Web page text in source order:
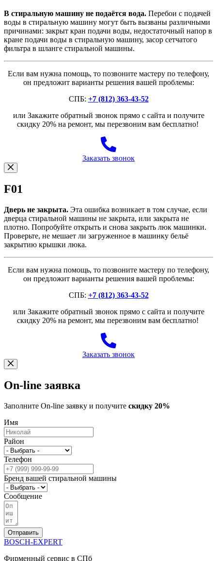
В стиральную машину не подаётся вода. Перебои с подачей
воды в стиральную машину могут быть вызваны различными
причинами: закрыт кран подачи воды, недостаточный напор в
кране подачи воды в стиральную машину, засор сетчатого
фильтра в шланге стиральной машины.
Если вам нужна помощь, то позвоните мастеру по телефону,
он предложит варианты решения вашей проблемы:
СПБ: +7 (812) 363-43-52
или Закажите обратный звонок прямо с сайта и получите
скидку 20% на ремонт, мы перезвоним вам бесплатно!
Заказать звонок
F01
Дверь не закрыта. Эта ошибка возникает в том случае, если
дверца стиральной машины не закрыта, или закрыта не
плотно. Попробуйте открыть и снова закрыть люк машинки.
Проверьте, не мешает ли загруженное в машинку бельё
закрытию крышки люка.
Если вам нужна помощь, то позвоните мастеру по телефону,
он предложит варианты решения вашей проблемы:
СПБ: +7 (812) 363-43-52
или Закажите обратный звонок прямо с сайта и получите
скидку 20% на ремонт, мы перезвоним вам бесплатно!
Заказать звонок
On-line заявка
Заполните On-line заявку и получите скидку 20%
Имя
Район
Телефон
Бренд вашей стиральной машины
Сообщение
Отправить
BOSCH-EXPERT
Фирменный сервис в СПб